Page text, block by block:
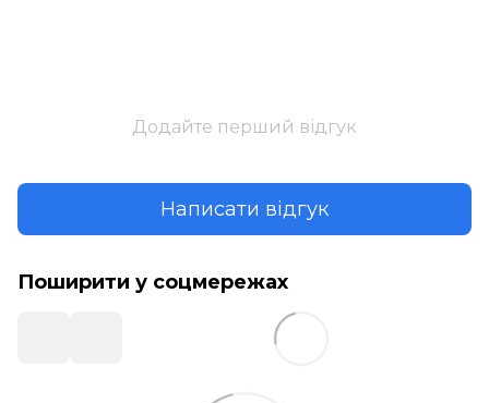
Додайте перший відгук
Написати відгук
Поширити у соцмережах